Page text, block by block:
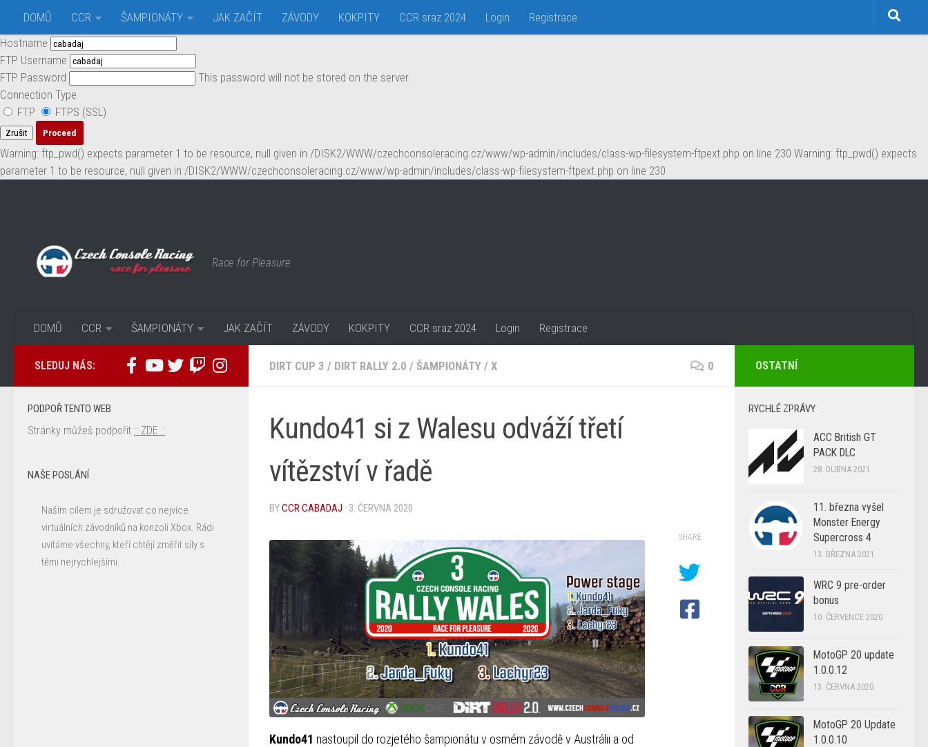
Connection Information
To perform the requested action, WordPress needs to access your web server. Please enter your FTP credentials to proceed. If you do not remember your credentials, you should contact your web host.
Hostname
FTP Username
FTP Password
This password will not be stored on the server.
Connection Type
FTP
FTPS (SSL)
Zrušit
Warning: ftp_pwd() expects parameter 1 to be resource, null given in /DISK2/WWW/czechconsoleracing.cz/www/wp-admin/includes/class-wp-filesystem-ftpext.php on line 230 Warning: ftp_pwd() expects
parameter 1 to be resource, null given in /DISK2/WWW/czechconsoleracing.cz/www/wp-admin/includes/class-wp-filesystem-ftpext.php on line 230
Skip to content
DOMŮ CCR ŠAMPIONÁTY JAK ZAČÍT ZÁVODY KOKPITY CCR sraz 2024 Login Registrace
Race for Pleasure
DOMŮ CCR ŠAMPIONÁTY JAK ZAČÍT ZÁVODY KOKPITY CCR sraz 2024 Login Registrace
DIRT CUP 3 / DIRT RALLY 2.0 / ŠAMPIONÁTY / X 0
Kundo41 si z Walesu odváží třetí
vítězství v řadě
BYCCR CABADAJ · 3. ČERVNA 2020
Kundo41 nastoupil do rozjetého šampionátu v osmém závodě v Austrálii a od
SHARE
SLEDUJ NÁS:
PODPOŘ TENTO WEB
Stránky můžeš podpořit :: ZDE ::
NAŠE POSLÁNÍ
Naším cílem je sdružovat co nejvíce
virtuálních závodníků na konzoli Xbox. Rádi
uvítáme všechny, kteří chtějí změřit síly s
těmi nejrychlejšími.
OSTATNÍ
RYCHLÉ ZPRÁVY
ACC British GT
PACK DLC
28. DUBNA 2021
11. března vyšel
Monster Energy
Supercross 4
13. BŘEZNA 2021
WRC 9 pre-order
bonus
10. ČERVENCE 2020
MotoGP 20 update
1.0.0.12
13. ČERVNA 2020
MotoGP 20 Update
1.0.0.10